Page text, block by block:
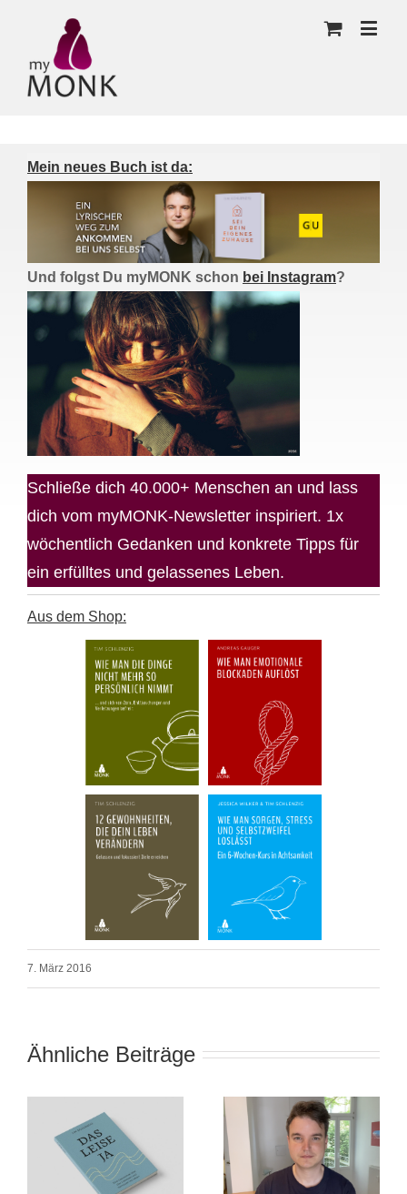
Mein neues Buch ist da:
Und folgst Du myMONK schon bei Instagram?
Schließe dich 40.000+ Menschen an und lass
dich vom myMONK-Newsletter inspiriert. 1x
wöchentlich Gedanken und konkrete Tipps für
ein erfülltes und gelassenes Leben.
Aus dem Shop:
7. März 2016
Ähnliche Beiträge